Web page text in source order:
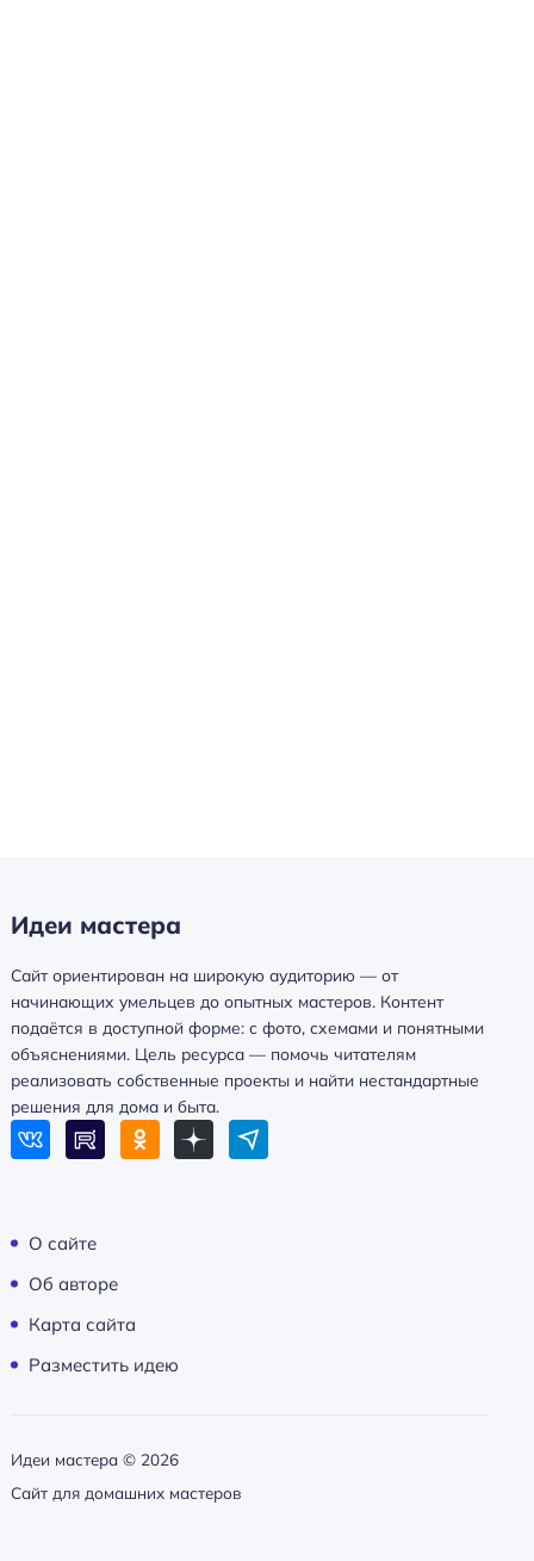
Идеи мастера
Сайт ориентирован на широкую аудиторию — от
начинающих умельцев до опытных мастеров. Контент
подаётся в доступной форме: с фото, схемами и понятными
объяснениями. Цель ресурса — помочь читателям
реализовать собственные проекты и найти нестандартные
решения для дома и быта.
О сайте
Об авторе
Карта сайта
Разместить идею
Идеи мастера © 2026
Сайт для домашних мастеров